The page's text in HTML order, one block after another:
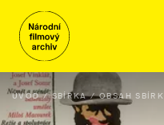
ÚVOD SBÍRKA OBSAH